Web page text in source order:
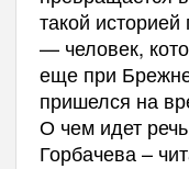
такой
— человек,
еще при
пришелся на
О чем идет
Горбачева –